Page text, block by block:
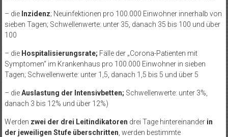
– die Inzidenz; Neuinfektionen pro 100.000 Einwohner innerhalb von
sieben Tagen; Schwellenwerte: unter 35, danach 35 bis 100 und über
100
– die Hospitalisierungsrate; Fälle der „Corona-Patienten mit
Symptomen“ im Krankenhaus pro 100.000 Einwohner in sieben
Tagen; Schwellenwerte: unter 1,5, danach 1,5 bis 5 und über 5
– dieAuslastung der Intensivbetten; Schwellenwerte: unter 3%,
danach 3 bis 12% und über 12%)
Werden zwei der drei Leitindikatoren drei Tage hintereinander in
der jeweiligen Stufe überschritten , werden bestimmte